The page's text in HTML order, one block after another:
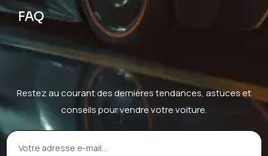
FAQ
Restez au courant des dernières tendances, astuces et
conseils pour vendre votre voiture.